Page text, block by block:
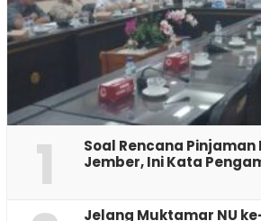
1
‎Soal Rencana Pinjaman
Jember, Ini Kata
Jelang Muktamar NU